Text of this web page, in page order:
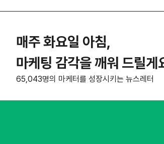
매주 화요일 아침,
마케팅 감각을 깨워 드릴게
65,043명의 마케터를 성장시키는 뉴스레터